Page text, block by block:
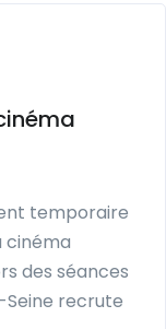
temporaire
cinéma
des séances
Seine recrute